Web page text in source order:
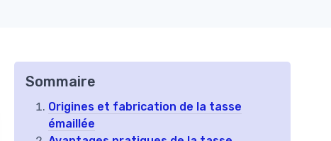
Sommaire
Origines et fabrication de la tasse
émaillée